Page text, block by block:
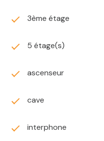
3ème étage
5 étage(s)
ascenseur
cave
interphone